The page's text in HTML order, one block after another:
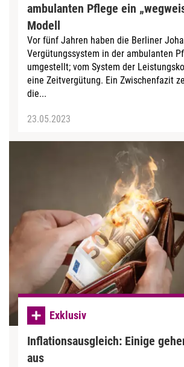
ambulanten Pflege ein
Modell
Vor fünf Jahren haben die Berliner
Vergütungssystem in der ambulanten
umgestellt; vom System der
eine Zeitvergütung. Ein Zwischenfazit
die...
23.05.2023
Exklusiv
Inflationsausgleich: Einige
aus